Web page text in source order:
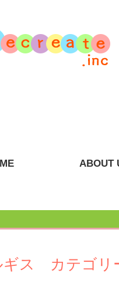
ABOUT
ギス カテゴリ